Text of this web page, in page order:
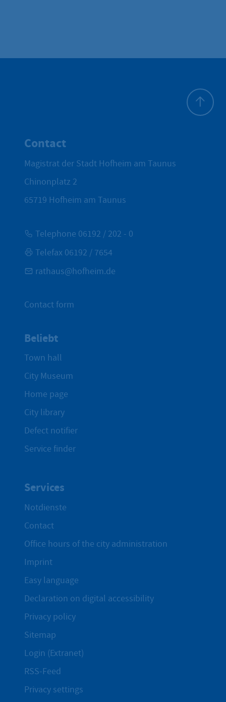
Contact
Magistrat der Stadt Hofheim am Taunus
Chinonplatz 2
65719 Hofheim am Taunus
Telephone 06192 / 202 - 0
Telefax 06192 / 7654
rathaus@hofheim.de
Contact form
Beliebt
Town hall
City Museum
Home page
City library
Defect notifier
Service finder
Services
Notdienste
Contact
Office hours of the city administration
Imprint
Easy language
Declaration on digital accessibility
Privacy policy
Sitemap
Login (Extranet)
RSS-Feed
Privacy settings